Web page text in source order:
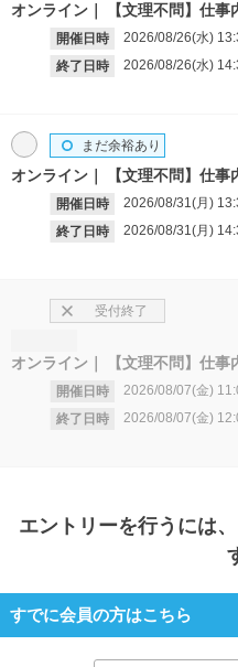
オンライン 【文理不問】仕
開催日時 2026/08/26(水)
終了日時
2026/08/26(水)
オンライン 【文理不問】仕
開催日時 2026/08/31(月)
終了日時
2026/08/31(月)
まだ余裕あり
オンライン 【文理不問】仕
開催日時 2026/08/07(金)
終了日時
2026/08/07(金)
受付終了
エントリーを行うには
すでに会員の方はこちら